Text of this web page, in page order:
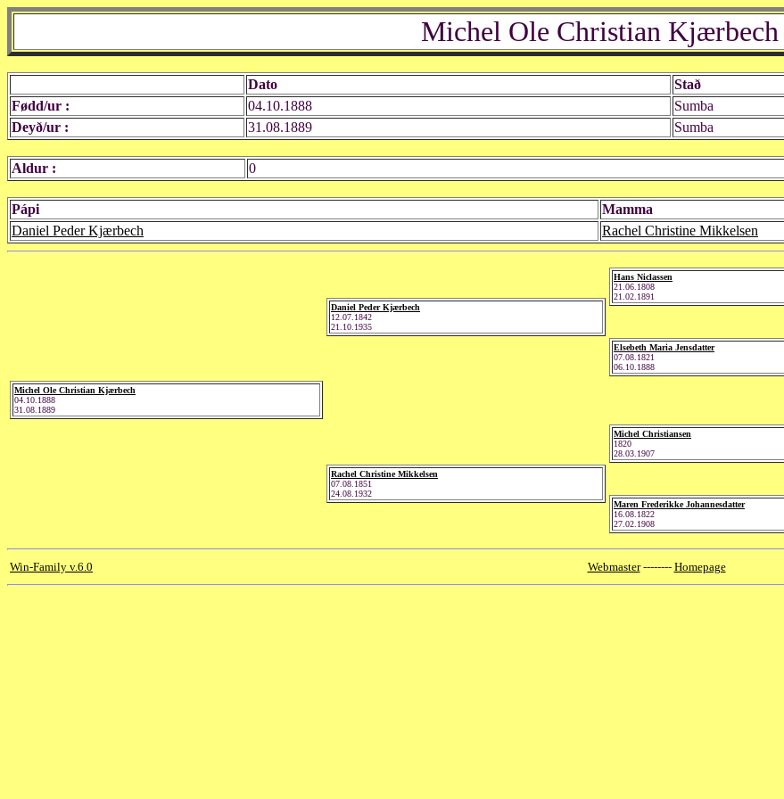
Michel Ole Christian Kjærbech
Dato Stað
Fødd/ur :
04.10.1888 Sumba
Deyð/ur :
31.08.1889 Sumba
Aldur : 0
Pápi
Mamma
Daniel Peder Kjærbech
Rachel Christine Mikkelsen
Michel Ole Christian Kjærbech
04.10.1888
31.08.1889
Daniel Peder Kjærbech
12.07.1842
21.10.1935
Rachel Christine Mikkelsen
07.08.1851
24.08.1932
Hans Niclassen
21.06.1808
21.02.1891
Elsebeth Maria Jensdatter
07.08.1821
06.10.1888
Michel Christiansen
1820
28.03.1907
Maren Frederikke Johannesdatter
16.08.1822
27.02.1908
Win-Family v.6.0 Webmaster-------- Homepage